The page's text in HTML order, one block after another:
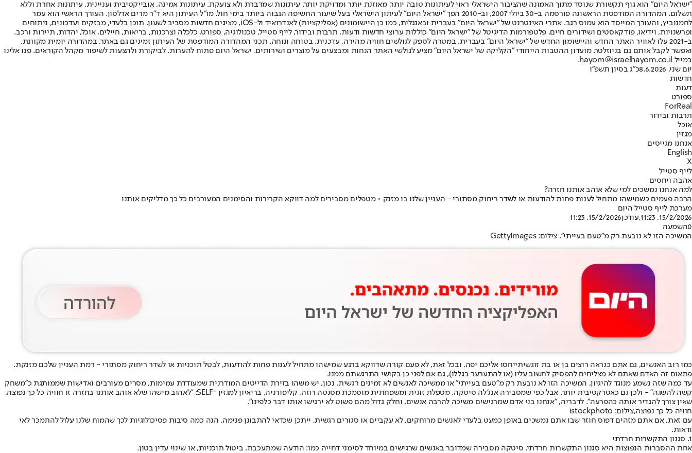
"ישראל היום" הוא גוף תקשורת שנוסד מתוך האמונה שהציבור הישראלי ראוי לעיתונות טובה יותר, מאוזנת יותר ומדויקת יותר. עיתונות שמדברת ולא צועקת. עיתונות אמינה, אובייקטיבית ועניינית. עיתונות אחרת וללא
תשלום. המהדורה המודפסת הראשונה פורסמה ב-30 ביולי 2007, וב-2010 הפך "ישראל היום" לעיתון הישראלי בעל שיעור החשיפה הגבוה ביותר בימי חול. מו"ל העיתון היא ד"ר מרים אדלסון. העורך הראשי הוא עמר
לחמנוביץ, והעורך המייסד הוא עמוס רגב. אתרי האינטרנט של "ישראל היום" בעברית ובאנגלית, כמו כן היישומונים (אפליקציות) לאנדרואיד ול-iOS, מציגים חדשות מסביב לשעון, תוכן בלעדי, מבזקים ועדכונים, ניתוחים
ופרשנויות, וידיאו, פודקאסטים ושידורים חיים. פלטפורמות הדיגיטל של "ישראל היום" כוללות ערוצי חדשות ודעות, תרבות ובידור, לייף סטייל, טכנולוגיה, ספורט, כלכלה וצרכנות, בריאות, חיילים, אוכל, יהדות, תיירות ורכב.
ב-2021 עלו לאוויר האתר החדש והיישומון החדש של "ישראל היום" בעברית, במטרה לספק לגולשים חוויה מהירה, עדכנית, בטוחה ונוחה. תכני המהדורה המודפסת של העיתון זמינים גם באתר, במהדורה יומית מקוונת,
ואפשר לקבל אותם גם בניוזלטר. מועדון ההטבות הייחודי "הקליקה של ישראל היום" מציע לגולשי האתר הנחות ומבצעים על מוצרים ושירותים. ישראל היום פתוח להערות, לביקורת ולהצעות לשיפור מקהל הקוראים. פנו אלינו
במייל hayom@israelhayom.co.il.
יום שני, 8.6.2026
כ"ג בסיון תשפ"ו
חדשות
דעות
ספורט
ForReal
תרבות ובידור
אוכל
מגזין
אנחנו מגייסים
English
X
לייף סטייל
אהבה ויחסים
למה אנחנו נמשכים למי שלא אוהב אותנו חזרה?
הרבה פעמים כשמישהו מתחיל לענות פחות להודעות או לשדר ריחוק מסתורי - העניין שלנו בו מזנק • מטפלים מסבירים למה דווקא הקרירות והסימנים המעורבים כל כך מדליקים אותנו
מערכת לייף סטייל היום
15/2/2026, 11:23
,עודכן15/2/2026, 11:23
0השמעה
המשיכה הזו לא נובעת רק מ"טעם בעייתי". צילום: GettyImages
כמו רוב האנשים, גם אתם כנראה רוצים בן או בת זוגשיתייחסו אליכם יפה. ובכל זאת, לא פעם קורה שדווקא ברגע שמישהו מתחיל לענות פחות להודעות, לבטל תוכניות או לשדר ריחוק מסתורי - רמת העניין שלכם מזנקת.
פתאום זה האדם שאתם לא מצליחים להפסיק לחשוב עליו (או להתערער בגללו), גם אם לפני כן בקושי התרגשתם ממנו.
עד כמה שזה נשמע מנוגד להיגיון, המשיכה הזו לא נובעת רק מ"טעם בעייתי" או ממשיכה לאנשים לא זמינים רגשית. נכון, יש משהו בזירת הדייטים המודרנית שמעודדת עמימות, מסרים מעורבים ואדישות שממותגת כ"משחק
קשה להשגה" - ולכן גם כאטרקטיבית יותר. אבל כפי שמסבירה אנג'לה סיטקה, מטפלת זוגית ומשפחתית מוסמכת מסנטה רוזה, קליפורניה, בריאיון למגזין ־SELF: "לאהוב מישהו שלא אוהב אותנו בחזרה זו חוויה כל כך נפוצה,
שאין צורך להגדיר אותה כהפרעה". לדבריה, "אנחנו בני אדם שמרגישים משיכה להרבה אנשים, וחלק גדול מהם פשוט לא ירגישו אותו דבר כלפינו".
חוויה כל כך נפוצה,צילום: istockphoto
עם זאת, אם אתם מזהים דפוס חוזר שבו אתם נמשכים באופן כמעט בלעדי לאנשים מרוחקים, לא עקביים או סגורים רגשית, ייתכן שכדאי להתבונן פנימה. הנה כמה סיבות פסיכולוגיות לכך שהמוח שלנו עלול להתמכר לאי
ודאות.
1. סגנון התקשרות חרדתי
אחת ההסברות הנפוצות היא סגנון התקשרות חרדתי. סיטקה מסבירה שמדובר באנשים שרגישים במיוחד לסימני דחייה כמו: הודעה שמתעכבת, ביטול תוכניות, או שינוי עדין בטון.